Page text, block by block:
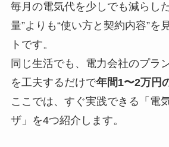
毎月の電気代を少しでも減らし
量”よりも“使い方と契約内容”を
トです。
同じ生活でも、電力会社のプラ
を工夫するだけで年間1〜2万円
ここでは、すぐ実践できる「電
ザ」を4つ紹介します。